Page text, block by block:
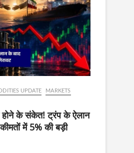
UPDATE
MARKETS
होने के संकेत! ट्रंप के ऐलान
में 5% की बड़ी